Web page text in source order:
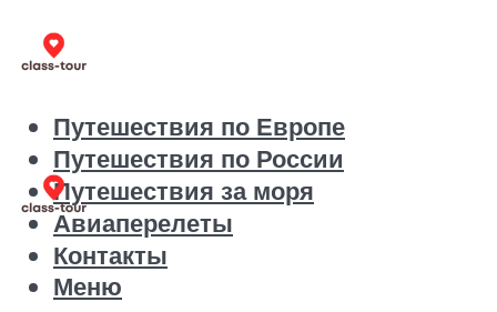
Путешествия по Европе
Путешествия по России
Путешествия за моря
Авиаперелеты
Контакты
Меню